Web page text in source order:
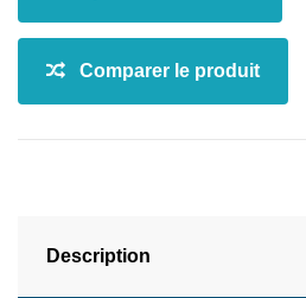
Description